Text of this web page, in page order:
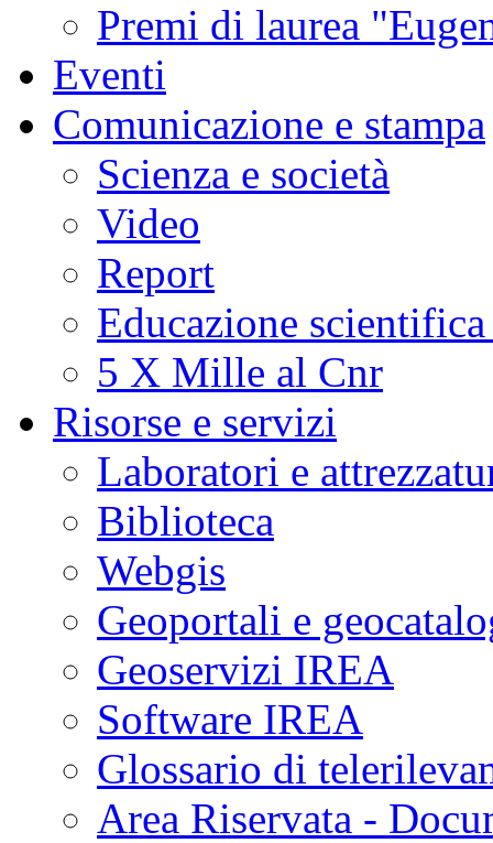
Premi di laurea
Eventi
Comunicazione e stampa
Scienza e società
Video
Report
Educazione
5 X Mille al Cnr
Risorse e servizi
Laboratori e
Biblioteca
Webgis
Geoportali e
Geoservizi IREA
Software IREA
Glossario di
Area Riservata -